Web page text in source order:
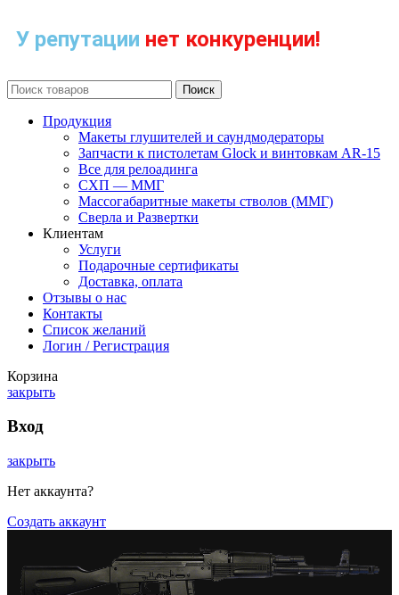
У репутации нет конкуренции!
Поиск
Продукция
Макеты глушителей и саундмодераторы
Запчасти к пистолетам Glock и винтовкам AR-15
Все для релоадинга
СХП — ММГ
Массогабаритные макеты стволов (ММГ)
Сверла и Развертки
Клиентам
Услуги
Подарочные сертификаты
Доставка, оплата
Отзывы о нас
Контакты
Список желаний
Логин / Регистрация
Корзина
закрыть
Вход
закрыть
Нет аккаунта?
Создать аккаунт